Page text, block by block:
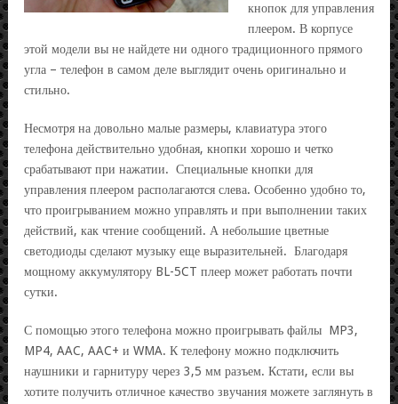
кнопок для управления
плеером. В корпусе
этой модели вы не найдете ни одного традиционного прямого
угла – телефон в самом деле выглядит очень оригинально и
стильно.
Несмотря на довольно малые размеры, клавиатура этого
телефона действительно удобная, кнопки хорошо и четко
срабатывают при нажатии. Специальные кнопки для
управления плеером располагаются слева. Особенно удобно то,
что проигрыванием можно управлять и при выполнении таких
действий, как чтение сообщений. А небольшие цветные
светодиоды сделают музыку еще выразительней. Благодаря
мощному аккумулятору BL-5CT плеер может работать почти
сутки.
С помощью этого телефона можно проигрывать файлы MP3,
MP4, AAC, AAC+ и WMA. К телефону можно подключить
наушники и гарнитуру через 3,5 мм разъем. Кстати, если вы
хотите получить отличное качество звучания можете заглянуть в